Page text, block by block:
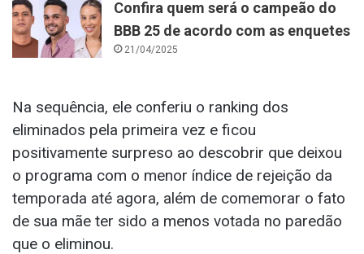
Confira quem será o campeão do
BBB 25 de acordo com as enquetes
21/04/2025
Na sequência, ele conferiu o ranking dos
eliminados pela primeira vez e ficou
positivamente surpreso ao descobrir que deixou
o programa com o menor índice de rejeição da
temporada até agora, além de comemorar o fato
de sua mãe ter sido a menos votada no paredão
que o eliminou.